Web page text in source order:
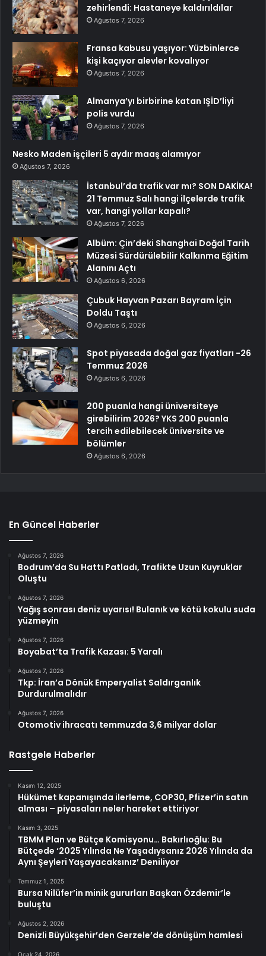
zehirlendi: Hastaneye kaldırıldılar
Ağustos 7, 2026
Fransa kabusu yaşıyor: Yüzbinlerce
kişi kaçıyor alevler kovalıyor
Ağustos 7, 2026
Almanya’yı birbirine katan IŞİD’liyi
polis vurdu
Ağustos 7, 2026
Nesko Maden işçileri 5 aydır maaş alamıyor
Ağustos 7, 2026
İstanbul’da trafik var mı? SON DAKİKA!
21 Temmuz Salı hangi ilçelerde trafik
var, hangi yollar kapalı?
Ağustos 7, 2026
Albüm: Çin’deki Shanghai Doğal Tarih
Müzesi Sürdürülebilir Kalkınma Eğitim
Alanını Açtı
Ağustos 6, 2026
Çubuk Hayvan Pazarı Bayram İçin
Doldu Taştı
Ağustos 6, 2026
Spot piyasada doğal gaz fiyatları -26
Temmuz 2026
Ağustos 6, 2026
200 puanla hangi üniversiteye
girebilirim 2026? YKS 200 puanla
tercih edilebilecek üniversite ve
bölümler
Ağustos 6, 2026
En Güncel Haberler
Ağustos 7, 2026
Bodrum’da Su Hattı Patladı, Trafikte Uzun Kuyruklar
Oluştu
Ağustos 7, 2026
Yağış sonrası deniz uyarısı! Bulanık ve kötü kokulu suda
yüzmeyin
Ağustos 7, 2026
Boyabat’ta Trafik Kazası: 5 Yaralı
Ağustos 7, 2026
Tkp: İran’a Dönük Emperyalist Saldırganlık
Durdurulmalıdır
Ağustos 7, 2026
Otomotiv ihracatı temmuzda 3,6 milyar dolar
Rastgele Haberler
Kasım 12, 2025
Hükümet kapanışında ilerleme, COP30, Pfizer’in satın
alması – piyasaları neler hareket ettiriyor
Kasım 3, 2025
TBMM Plan ve Bütçe Komisyonu… Bakırlıoğlu: Bu
Bütçede ‘2025 Yılında Ne Yaşadıysanız 2026 Yılında da
Aynı Şeyleri Yaşayacaksınız’ Deniliyor
Temmuz 1, 2025
Bursa Nilüfer’in minik gururları Başkan Özdemir’le
buluştu
Ağustos 2, 2026
Denizli Büyükşehir’den Gerzele’de dönüşüm hamlesi
Ocak 24, 2026